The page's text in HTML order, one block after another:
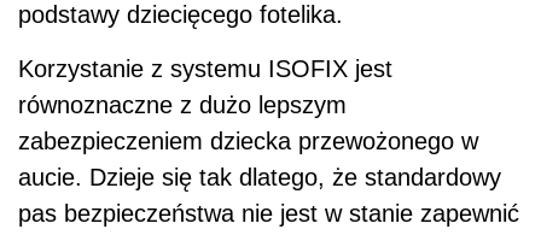
podstawy dziecięcego fotelika.
Korzystanie z systemu ISOFIX jest
równoznaczne z dużo lepszym
zabezpieczeniem dziecka przewożonego w
aucie. Dzieje się tak dlatego, że standardowy
pas bezpieczeństwa nie jest w stanie zapewnić